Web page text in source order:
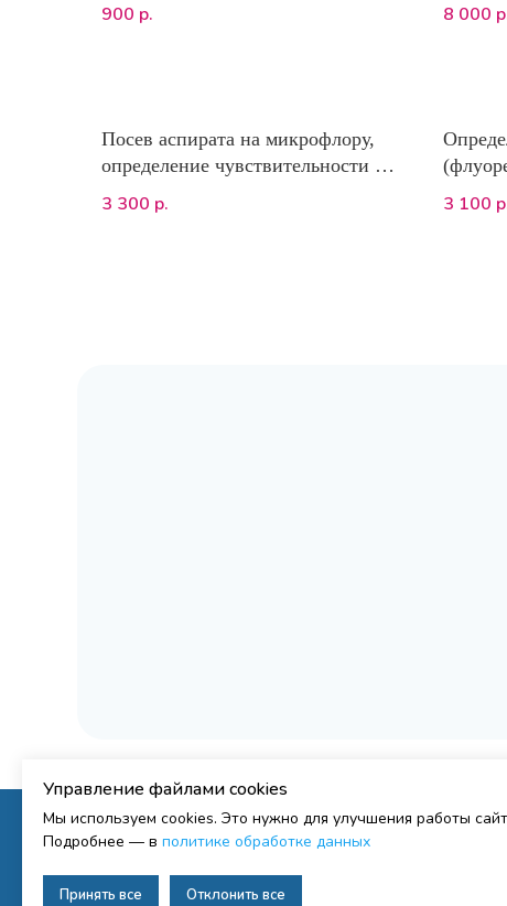
900 р. 8 000
Посев аспирата на микрофлору,
определение чувствительности к
антимикробным препаратам
(синовия, ликвор, содержимое
3 300 р. 3 100
Управление файлами cookies
Мы используем cookies. Это нужно для улучшения работы
Подробнее — в политике обработке данных
Принять все Отклонить все